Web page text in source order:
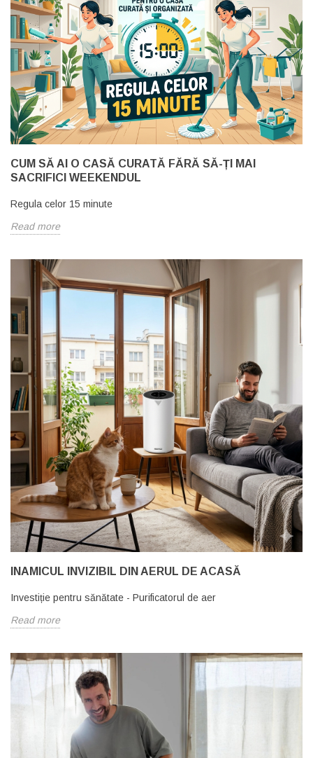
CUM SĂ AI O CASĂ CURATĂ FĂRĂ SĂ-ȚI MAI
SACRIFICI WEEKENDUL
Regula celor 15 minute
Read more
INAMICUL INVIZIBIL DIN AERUL DE ACASĂ
Investiție pentru sănătate - Purificatorul de aer
Read more